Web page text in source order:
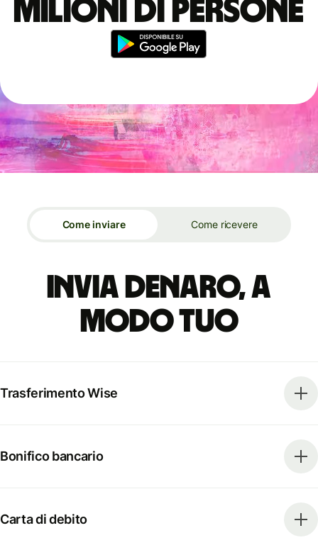
milioni di persone
Come inviare Come ricevere
Invia denaro, a
modo tuo
Trasferimento Wise
Bonifico bancario
Carta di debito